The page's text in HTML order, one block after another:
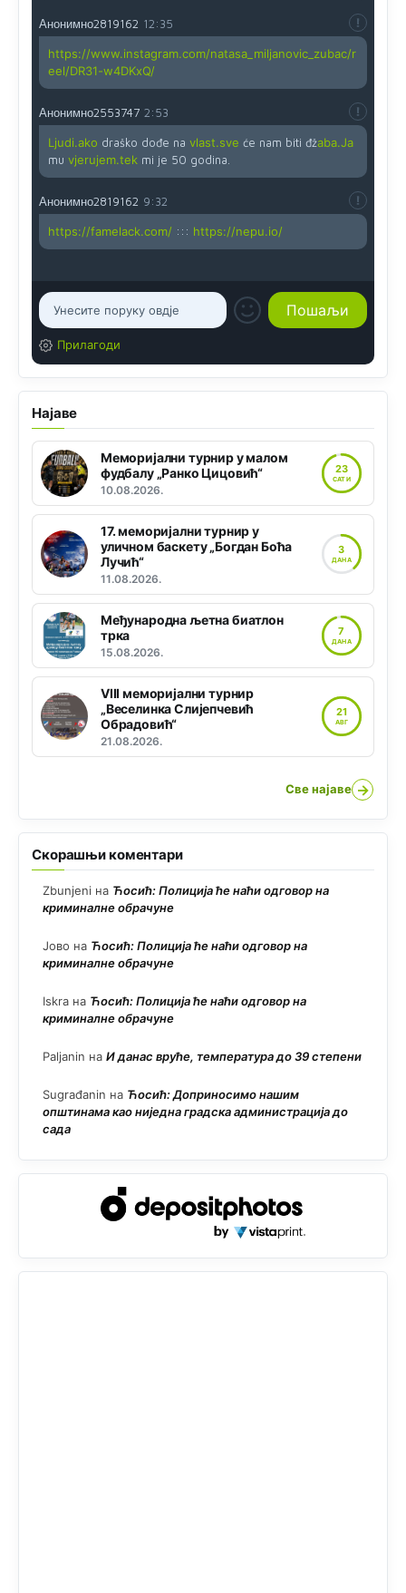
Анонимно2819162 12:35
https://www.instagram.com/natasa_miljanovic_zubac/r
eel/DR31-w4DKxQ/
Анонимно2553747 2:53
Ljudi.ako draško dođe na vlast.sve će nam biti đžaba.Ja
mu vjerujem.tek mi je 50 godina.
Анонимно2819162 9:32
https://famelack.com/ ::: https://nepu.io/
Прилагоди
Најаве
Меморијални турнир у малом
фудбалу „Ранко Цицовић“
10.08.2026.
23
САТИ
17. меморијални турнир у
уличном баскету „Богдан Боћа
Лучић“
11.08.2026.
3
ДАНА
Међународна љетна биатлон
трка
15.08.2026.
7
ДАНА
VIII меморијални турнир
„Веселинка Слијепчевић
Обрадовић“
21.08.2026.
21
АВГ
Све најаве →
Скорашњи коментари
Zbunjeni на Ћосић: Полиција ће наћи одговор на
криминалне обрачуне
Јово на Ћосић: Полиција ће наћи одговор на
криминалне обрачуне
Iskra на Ћосић: Полиција ће наћи одговор на
криминалне обрачуне
Paljanin на И данас вруће, температура до 39 степени
Sugrađanin на Ћосић: Доприносимо нашим
општинама као ниједна градска администрација до
сада